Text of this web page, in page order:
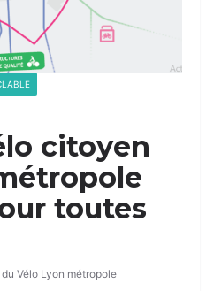
citoyen
toutes
Vélo Lyon métropole